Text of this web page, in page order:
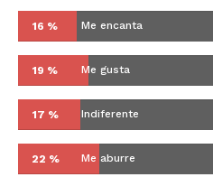
16 % Me encanta
19 % Me gusta
17 % Indiferente
22 % Me aburre